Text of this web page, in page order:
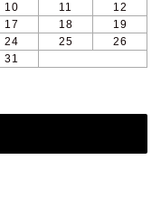
10 11
12
17 18
19
24 25
26
31